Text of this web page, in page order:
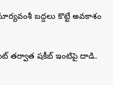
బద్దలు కొట్టే అవకాశం
తర్వాత షకీబ్‌ ఇంటిపై దాడి..